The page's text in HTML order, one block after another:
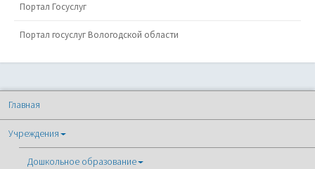
Портал Госуслуг
Портал госуслуг Вологодской области
Главная
Учреждения
Дошкольное образование